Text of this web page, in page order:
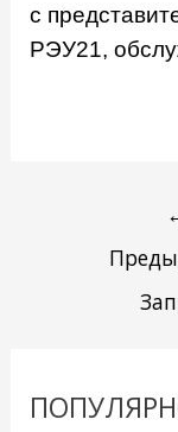
с
РЭУ21,